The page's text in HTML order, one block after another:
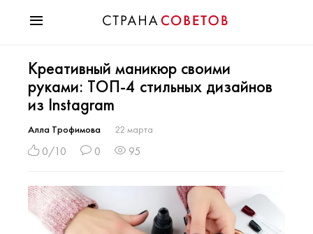
Мода
Звезды
Гороскопы
Здоровье
Психология
Разное
Праздники
Креативный маникюр своими
руками: ТОП-4 стильных дизайнов
из Instagram
Алла Трофимова 22 марта
0/10 0 95